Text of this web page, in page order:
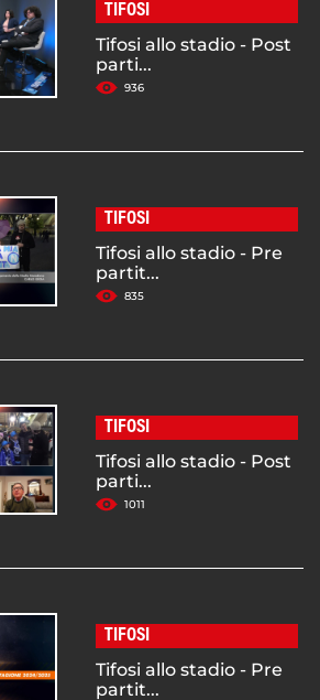
TIFOSI
Tifosi allo stadio - Post
parti...
936
TIFOSI
Tifosi allo stadio - Pre
partit...
835
TIFOSI
Tifosi allo stadio - Post
parti...
1011
TIFOSI
Tifosi allo stadio - Pre
partit...